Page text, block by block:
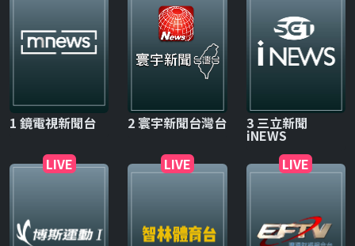
1 鏡電視新聞台 2 寰宇新聞台灣台 3 三立新聞
iNEWS
LIVE
LIVE LIVE